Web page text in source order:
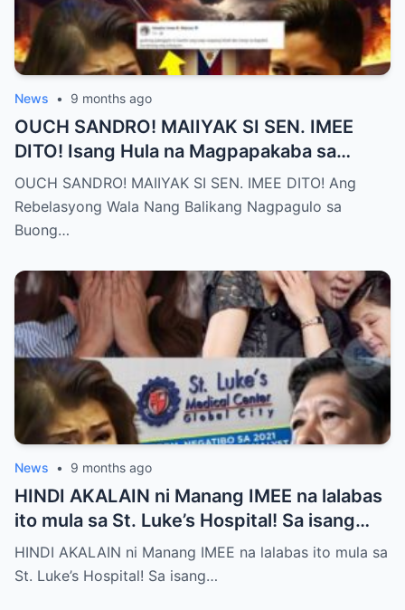
News • 9 months ago
OUCH SANDRO! MAIIYAK SI SEN. IMEE
DITO! Isang Hula na Magpapakaba sa
Buong Bansa! Ano ang matinding nangyari
sa pagitan nila?
OUCH SANDRO! MAIIYAK SI SEN. IMEE DITO! Ang
Rebelasyong Wala Nang Balikang Nagpagulo sa
Buong…
News • 9 months ago
HINDI AKALAIN ni Manang IMEE na lalabas
ito mula sa St. Luke’s Hospital! Sa isang
tahimik at maalinsangang hapon sa
lungsod ng Quezon, si Manang IMEE, isang
HINDI AKALAIN ni Manang IMEE na lalabas ito mula sa
St. Luke’s Hospital! Sa isang…